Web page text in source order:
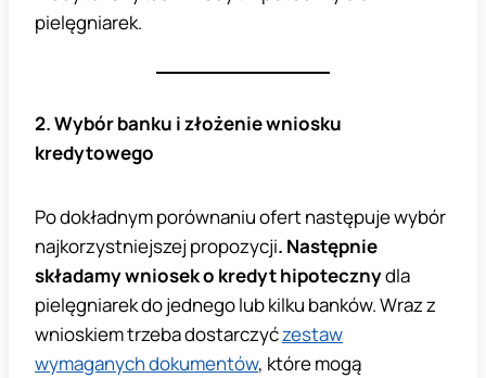
pielęgniarek.
2. Wybór banku i złożenie wniosku
kredytowego
Po dokładnym porównaniu ofert następuje wybór
najkorzystniejszej propozycji. Następnie
składamy wniosek o kredythipotecznydla
pielęgniarek do jednego lub kilku banków. Wraz z
wnioskiem trzeba dostarczyćzestaw
wymaganych dokumentów, które mogą